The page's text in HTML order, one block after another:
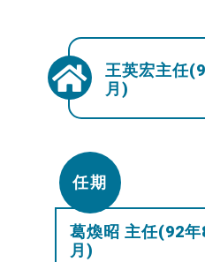
王英宏主任
月)
任期
葛煥昭 主任(92
月)